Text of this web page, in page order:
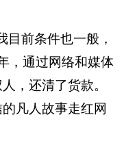
目前条件也一般，
，通过网络和媒体
，还清了货款。
凡人故事走红网